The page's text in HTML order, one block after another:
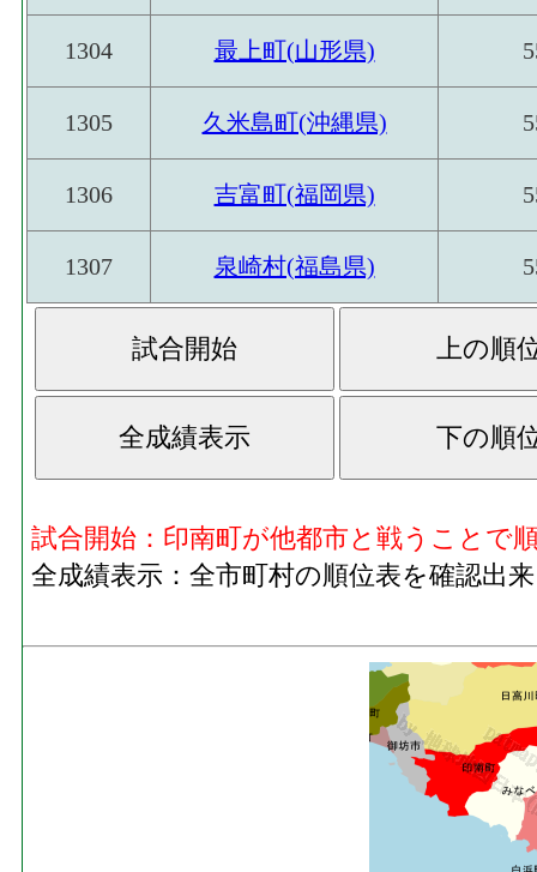
1304 最上町(山形県)
1305 久米島町(沖縄県)
1306 吉富町(福岡県)
1307 泉崎村(福島県)
試合開始：印南町が他都市と戦うことで
全成績表示：全市町村の順位表を確認出